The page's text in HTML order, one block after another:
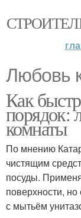
Любовь
Как
порядок:
комнаты
По мнению
чистящим
посуды.
поверхности,
с мытьём